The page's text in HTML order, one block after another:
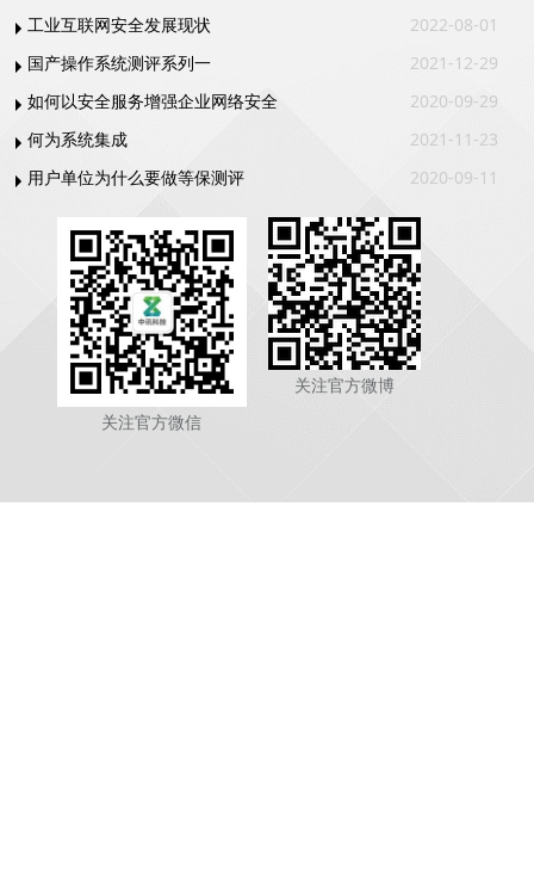
工业互联网安全发展现状
2022-08-01
国产操作系统测评系列一
2021-12-29
如何以安全服务增强企业网络安全
2020-09-29
何为系统集成
2021-11-23
用户单位为什么要做等保测评
2020-09-11
关注官方微信
关注官方微博